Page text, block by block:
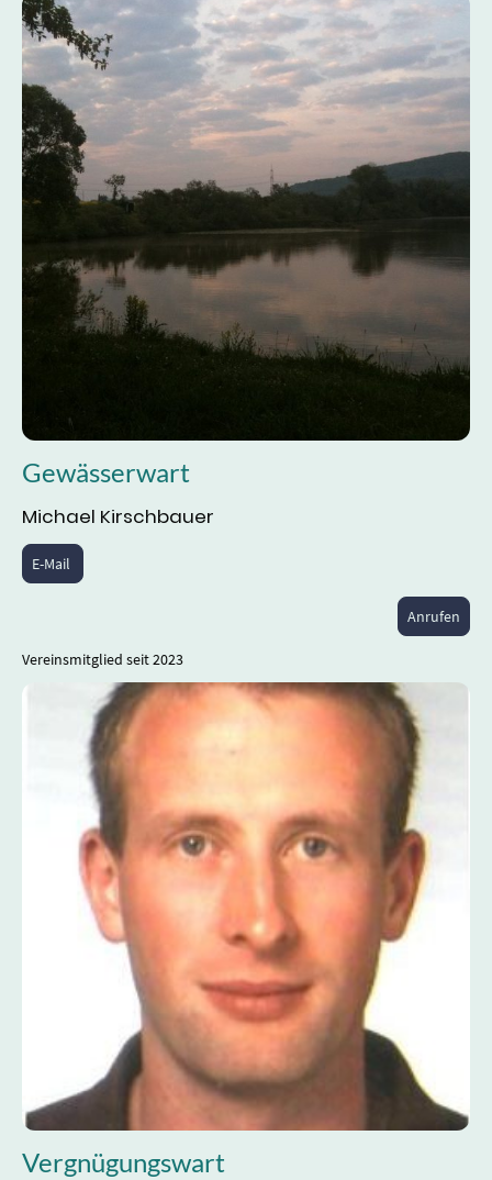
Gewässerwart
Michael Kirschbauer
E-Mail
Anrufen
Vereinsmitglied seit 2023
Vergnügungswart